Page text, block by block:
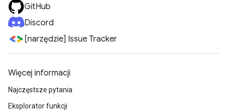
GitHub
Discord
[narzędzie] Issue Tracker
Więcej informacji
Najczęstsze pytania
Eksplorator funkcji